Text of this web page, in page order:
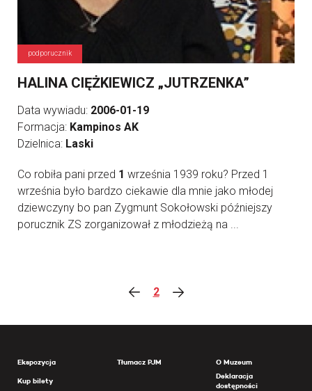
podporucznik
HALINA CIĘŻKIEWICZ „JUTRZENKA”
Data wywiadu: 2006-01-19
Formacja: Kampinos AK
Dzielnica: Laski
Co robiła pani przed 1 września 1939 roku? Przed 1
września było bardzo ciekawie dla mnie jako młodej
dziewczyny bo pan Zygmunt Sokołowski późniejszy
porucznik ZS zorganizował z młodzieżą na ...
2
Ekspozycja
Kup bilety
Tłumacz PJM
O Muzeum
Deklaracja
dostępności